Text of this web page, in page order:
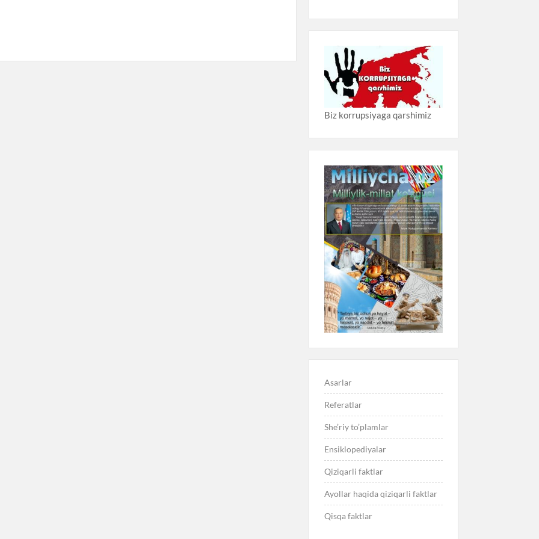
Biz korrupsiyaga qarshimiz
Asarlar
Referatlar
She’riy to’plamlar
Ensiklopediyalar
Qiziqarli faktlar
Ayollar haqida qiziqarli faktlar
Qisqa faktlar